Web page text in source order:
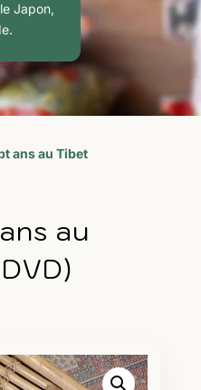
Japon,
ans au Tibet
au